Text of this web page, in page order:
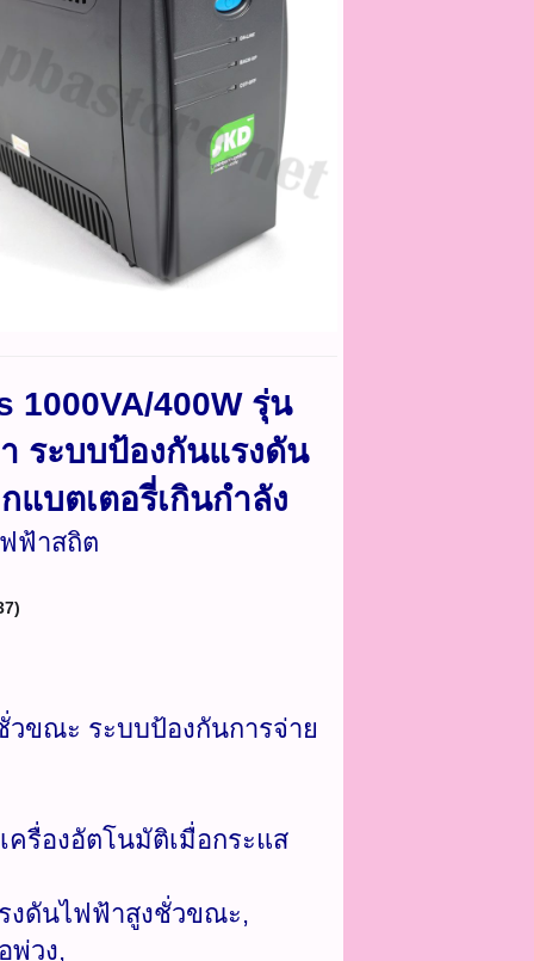
1000VA/400W รุ่น
ระบบป้องกันแรงดัน
บตเตอรี่เกินกำลัง
ฟ้าสถิต
ขณะ ระบบป้องกันการจ่าย
ครื่องอัตโนมัติเมื่อกระแส
งดันไฟฟ้าสูงชั่วขณะ,
พ่วง,